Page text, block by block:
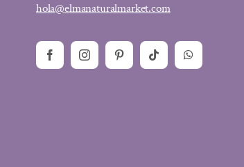
hola@elmanaturalmarket.com